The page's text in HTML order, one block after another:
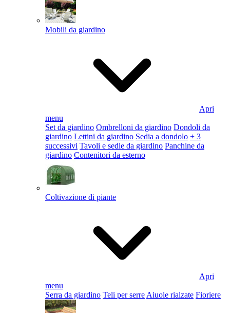
Mobili da giardino
Apri
menu
Set da giardino Ombrelloni da giardino Dondoli da
giardino Lettini da giardino Sedia a dondolo + 3
successivi Tavoli e sedie da giardino Panchine da
giardino Contenitori da esterno
Coltivazione di piante
Apri
menu
Serra da giardino Teli per serre Aiuole rialzate Fioriere